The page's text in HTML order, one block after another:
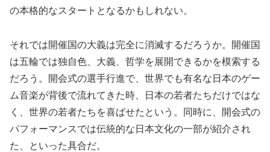
の本格的なスタートとなるかもしれない。
それでは開催国の大義は完全に消滅するだろうか。開催国
は五輪では独自色、大義、哲学を展開できるかを模索する
だろう。開会式の選手行進で、世界でも有名な日本のゲー
ム音楽が背後で流れてきた時、日本の若者たちだけではな
く、世界の若者たちを喜ばせたという。同時に、開会式の
パフォーマンスでは伝統的な日本文化の一部が紹介され
た、といった具合だ。